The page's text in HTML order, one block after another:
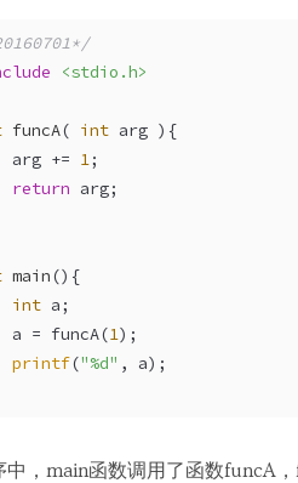
<stdio.h>
funcA( int arg ) {
arg +=
1;
return arg;
main() {
int a;
a = funcA(
1);
printf("%d" , a);
中，main函数调用了函数funcA，